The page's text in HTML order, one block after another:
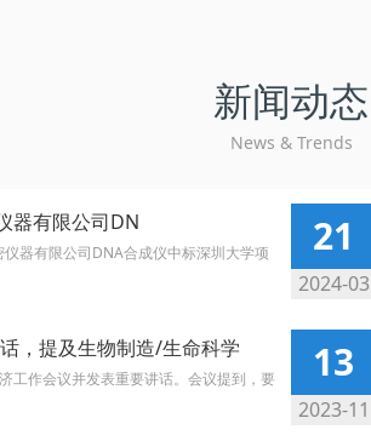
新闻动态
News & Trends
器有限公司DN
器有限公司DNA合成仪中标深圳大学项
21
2024-03
，提及生物制造/生命科学
工作会议并发表重要讲话。会议提到，要
13
2023-11